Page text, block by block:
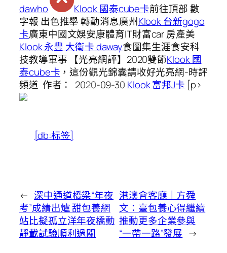
dawho Klook 國泰cube卡前往頂部 數
字報 出色推舉 轉動消息廣州Klook 台新gogo
卡廣東中國文娛安康體育IT財富car 房產美
Klook 永豐 大衛卡 daway食圖集生涯食安科
技教導軍事 【光亮網評】2020雙節Klook 國
泰cube卡 ，這份觀光錦囊請收好光亮網-時評
頻道 作者： 2020-09-30 Klook 富邦J卡 [p>
[db:标签]
← 深中通道橋梁“年夜
考”成績出爐 甜包養網
站比擬孤立洋年夜橋動
靜載試驗順利過關
港澳會客廳｜方舜
文：臺包養心得繼續
推動更多企業參與
“一帶一路”發展 →